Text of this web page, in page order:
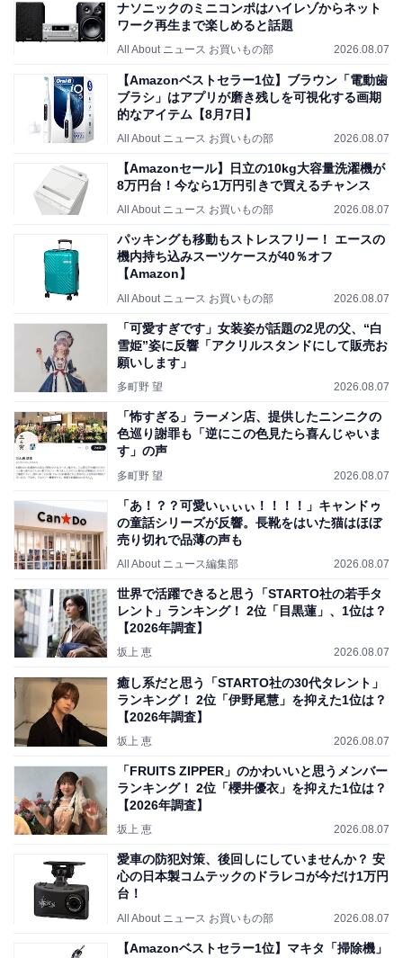
ナソニックのミニコンポはハイレゾからネット
ワーク再生まで楽しめると話題
All About ニュース お買いもの部 2026.08.07
【Amazonベストセラー1位】ブラウン「電動歯
ブラシ」はアプリが磨き残しを可視化する画期
的なアイテム【8月7日】
All About ニュース お買いもの部 2026.08.07
【Amazonセール】日立の10kg大容量洗濯機が
8万円台！今なら1万円引きで買えるチャンス
All About ニュース お買いもの部 2026.08.07
パッキングも移動もストレスフリー！ エースの
機内持ち込みスーツケースが40％オフ
【Amazon】
All About ニュース お買いもの部 2026.08.07
「可愛すぎです」女装姿が話題の2児の父、“白
雪姫”姿に反響「アクリルスタンドにして販売お
願いします」
多町野 望 2026.08.07
「怖すぎる」ラーメン店、提供したニンニクの
色巡り謝罪も「逆にこの色見たら喜んじゃいま
す」の声
多町野 望 2026.08.07
「あ！？？可愛いぃぃぃ！！！！」キャンドゥ
の童話シリーズが反響。長靴をはいた猫はほぼ
売り切れで品薄の声も
All About ニュース編集部 2026.08.07
世界で活躍できると思う「STARTO社の若手タ
レント」ランキング！ 2位「目黒蓮」、1位は？
【2026年調査】
坂上 恵 2026.08.07
癒し系だと思う「STARTO社の30代タレント」
ランキング！ 2位「伊野尾慧」を抑えた1位は？
【2026年調査】
坂上 恵 2026.08.07
「FRUITS ZIPPER」のかわいいと思うメンバー
ランキング！ 2位「櫻井優衣」を抑えた1位は？
【2026年調査】
坂上 恵 2026.08.07
愛車の防犯対策、後回しにしていませんか？ 安
心の日本製コムテックのドラレコが今だけ1万円
台！
All About ニュース お買いもの部 2026.08.07
【Amazonベストセラー1位】マキタ「掃除機」